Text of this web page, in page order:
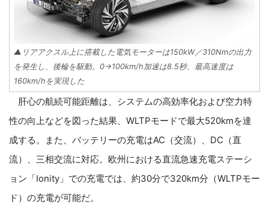
▲リアアクスル上に搭載した電気モーターは150kW／310Nmの出力
を発生し、後輪を駆動。0→100km/h加速は8.5秒、最高速度は
160km/hを実現した
肝心の航続可能距離は、システムの高効率化および空力特
性の向上などを図った結果、WLTPモードで最大520kmを達
成する。また、バッテリーの充電はAC（交流）、DC（直
流）、三相交流に対応。欧州における直流急速充電ステーシ
ョン「Ionity」での充電では、約30分で320km分（WLTPモー
ド）の充電が可能だ。